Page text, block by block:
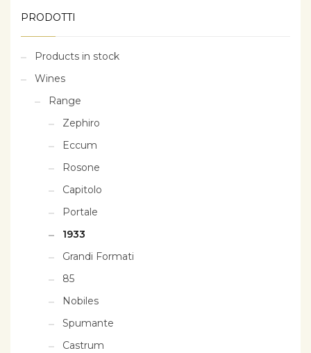
PRODOTTI
Products in stock
Wines
Range
Zephiro
Eccum
Rosone
Capitolo
Portale
1933
Grandi Formati
85
Nobiles
Spumante
Castrum